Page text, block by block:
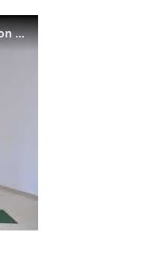
Baddha Konasana in Adho Mukha Vrikshasana - Asana Lexikon 233